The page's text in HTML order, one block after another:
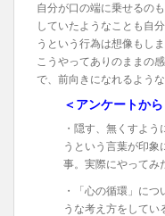
自分が口の端に乗せるの
していたようなことも自
うという行為は想像もしま
こうやってありのままの
で、前向きになれるような
＜アンケートから
・隠す、無くすよ
うという言葉が印象
事。実際にやってみ
・「心の循環」に
うな考え方をしてい